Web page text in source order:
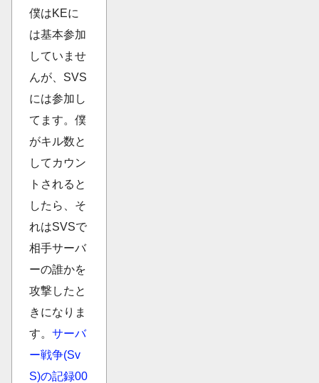
僕はKEに
は基本参加
していませ
んが、SVS
には参加し
てます。僕
がキル数と
してカウン
トされると
したら、そ
れはSVSで
相手サーバ
ーの誰かを
攻撃したと
きになりま
す。 サーバ
ー戦争(Sv
S)の記録00